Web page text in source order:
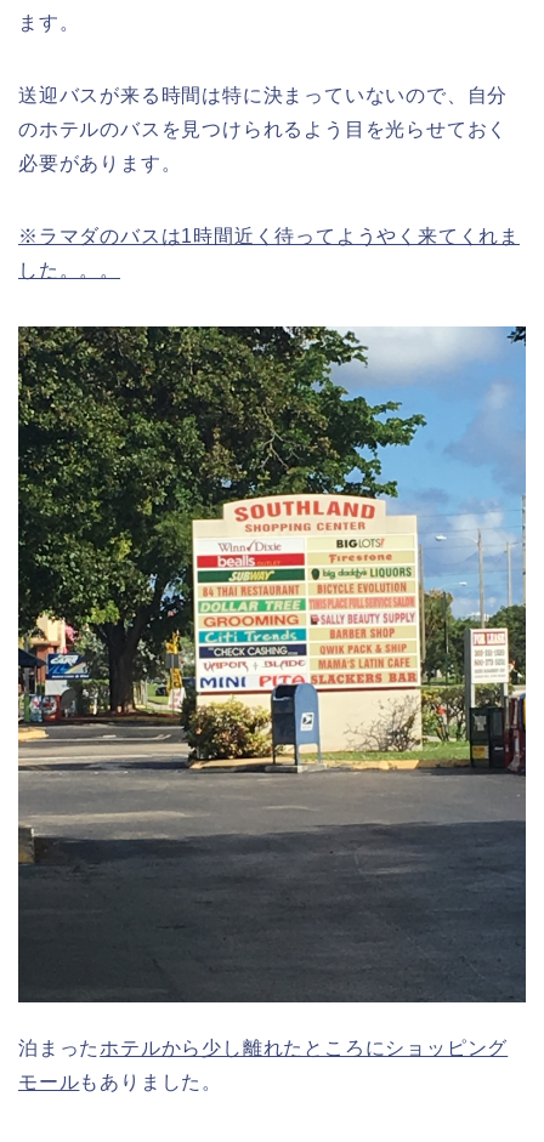
ます。
送迎バスが来る時間は特に決まっていないので、自分
のホテルのバスを見つけられるよう目を光らせておく
必要があります。
※ラマダのバスは1時間近く待ってようやく来てくれま
した。。。
泊まった ホテルから少し離れたところにショッピング
モールもありました。